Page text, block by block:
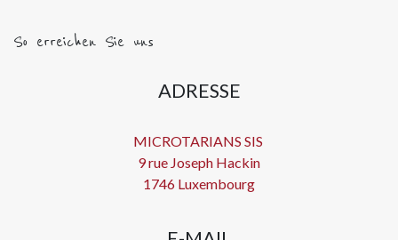
So erreichen Sie uns
ADRESSE
MICROTARIANS SIS
9 rue Joseph Hackin
1746 Luxembourg